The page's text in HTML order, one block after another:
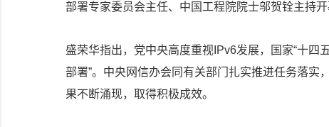
部署专家委员会主任、中国工程院院士邬贺铨主持开
盛荣华指出，党中央高度重视IPv6发展，国家“十四
部署”。中央网信办会同有关部门扎实推进任务落
果不断涌现，取得积极成效。